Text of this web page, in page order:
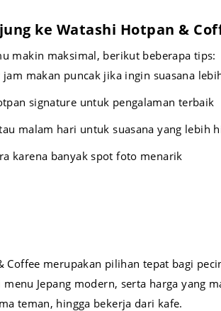
ke Watashi Hotpan &
makin maksimal, berikut beberapa tips:
makan puncak jika ingin suasana
signature untuk pengalaman terbaik
malam hari untuk suasana yang lebih
karena banyak spot foto menarik
Coffee merupakan pilihan tepat bagi
Jepang modern, serta harga yang
teman, hingga bekerja dari kafe.